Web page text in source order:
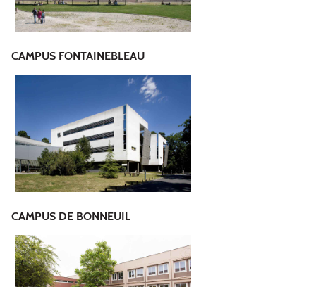
CAMPUS FONTAINEBLEAU
CAMPUS DE BONNEUIL